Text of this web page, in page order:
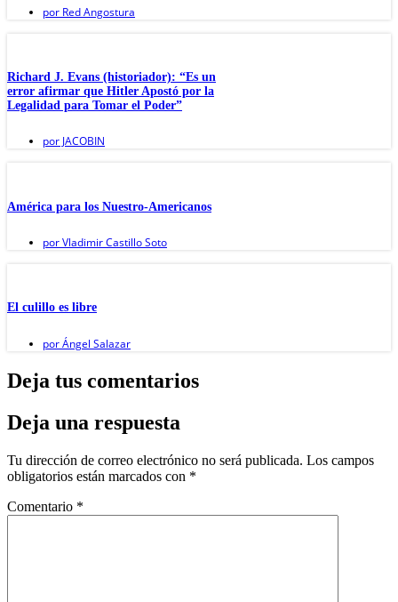
por Red Angostura
Richard J. Evans (historiador): “Es un
error afirmar que Hitler Apostó por la
Legalidad para Tomar el Poder”
por JACOBIN
América para los Nuestro-Americanos
porVladimir Castillo Soto
El culillo es libre
porÁngel Salazar
Deja tus comentarios
Deja una respuesta
Tu dirección de correo electrónico no será publicada. Los campos
obligatorios están marcados con *
Comentario *